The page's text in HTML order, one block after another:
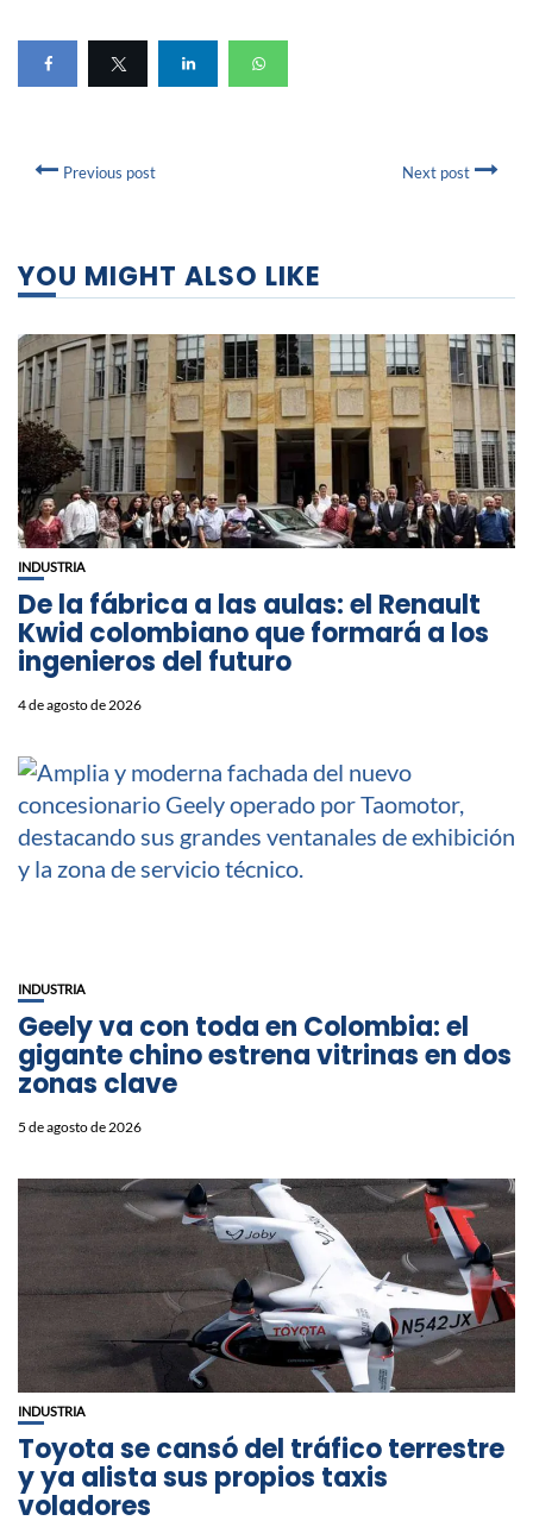
Previous post Next post
YOU MIGHT ALSO LIKE
INDUSTRIA
De la fábrica a las aulas: el Renault
Kwid colombiano que formará a los
ingenieros del futuro
4 de agosto de 2026
INDUSTRIA
Geely va con toda en Colombia: el
gigante chino estrena vitrinas en dos
zonas clave
5 de agosto de 2026
INDUSTRIA
Toyota se cansó del tráfico terrestre
y ya alista sus propios taxis
voladores